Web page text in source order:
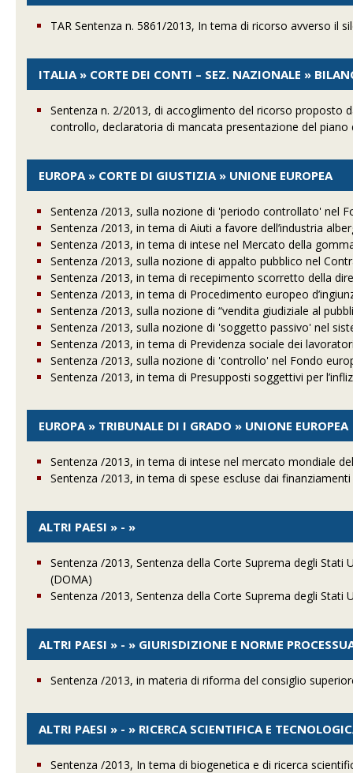
TAR Sentenza n. 5861/2013, In tema di ricorso avverso il
ITALIA » CORTE DEI CONTI – SEZ. NAZIONALE »
Sentenza n. 2/2013, di accoglimento del ricorso proposto
controllo, declaratoria di mancata presentazione del piano
EUROPA » CORTE DI GIUSTIZIA » UNIONE EUROPEA
Sentenza /2013, sulla nozione di 'periodo controllato' nel
Sentenza /2013, in tema di Aiuti a favore dell’industria
Sentenza /2013, in tema di intese nel Mercato della
Sentenza /2013, sulla nozione di appalto pubblico nel
Sentenza /2013, in tema di recepimento scorretto della
Sentenza /2013, in tema di Procedimento europeo
Sentenza /2013, sulla nozione di “vendita giudiziale al
Sentenza /2013, sulla nozione di 'soggetto passivo' nel
Sentenza /2013, in tema di Previdenza sociale dei
Sentenza /2013, sulla nozione di 'controllo' nel Fondo
Sentenza /2013, in tema di Presupposti soggettivi per
EUROPA » TRIBUNALE DI I GRADO » UNIONE EUROPEA
Sentenza /2013, in tema di intese nel mercato mondiale
Sentenza /2013, in tema di spese escluse dai
ALTRI PAESI » - »
Sentenza /2013, Sentenza della Corte Suprema degli
(DOMA)
Sentenza /2013, Sentenza della Corte Suprema degli
ALTRI PAESI » - » GIURISDIZIONE E NORME
Sentenza /2013, in materia di riforma del consiglio
ALTRI PAESI » - » RICERCA SCIENTIFICA E
Sentenza /2013, In tema di biogenetica e di ricerca